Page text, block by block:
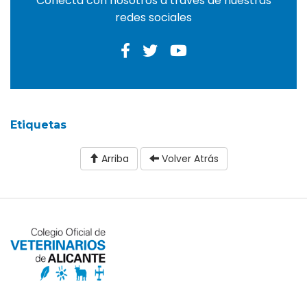
redes sociales
Etiquetas
Arriba Volver Atrás